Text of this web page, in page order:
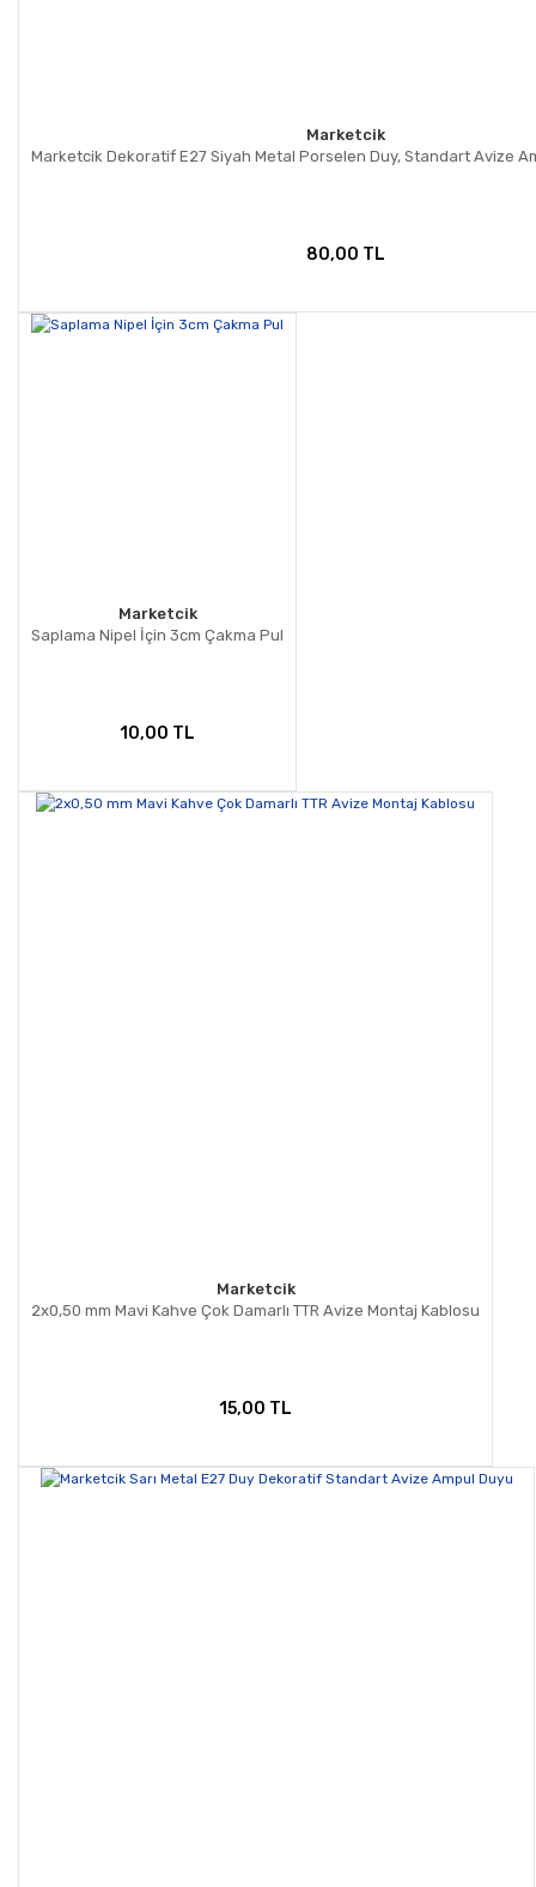
Marketcik
Marketcik Dekoratif E27 Siyah Metal Porselen Duy, Standart Avize
80,00 TL
Marketcik
Saplama Nipel İçin 3cm Çakma Pul
10,00 TL
Marketcik
2x0,50 mm Mavi Kahve Çok Damarlı TTR Avize Montaj Kablosu
15,00 TL